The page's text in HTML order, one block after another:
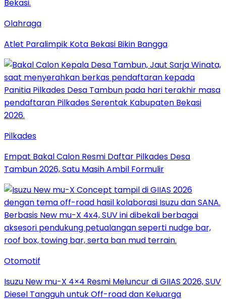
Olahraga
Atlet Paralimpik Kota Bekasi Bikin Bangga
Pilkades
Empat Bakal Calon Resmi Daftar Pilkades Desa
Tambun 2026, Satu Masih Ambil Formulir
Otomotif
Isuzu New mu-X 4×4 Resmi Meluncur di GIIAS 2026, SUV
Diesel Tangguh untuk Off-road dan Keluarga